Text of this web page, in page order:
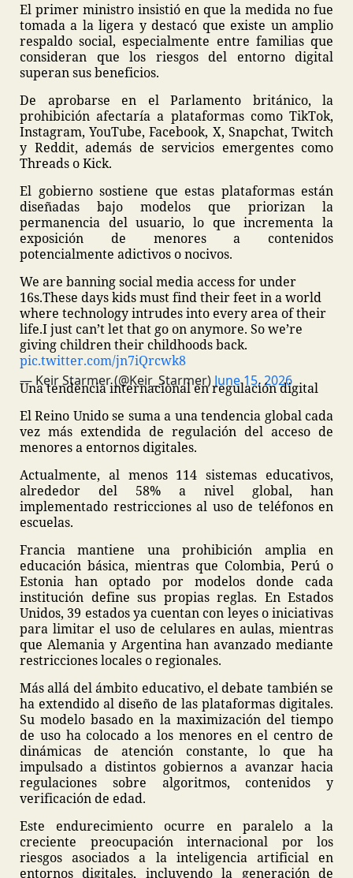
El primer ministro insistió en que la medida no fue
tomada a la ligera y destacó que existe un amplio
respaldo social, especialmente entre familias que
consideran que los riesgos del entorno digital
superan sus beneficios.
De aprobarse en el Parlamento británico, la
prohibición afectaría a plataformas como TikTok,
Instagram, YouTube, Facebook, X, Snapchat, Twitch
y Reddit, además de servicios emergentes como
Threads o Kick.
El gobierno sostiene que estas plataformas están
diseñadas bajo modelos que priorizan la
permanencia del usuario, lo que incrementa la
exposición de menores a contenidos
potencialmente adictivos o nocivos.
We are banning social media access for under
16s.These days kids must find their feet in a world
where technology intrudes into every area of their
life.I just can’t let that go on anymore. So we’re
giving children their childhoods back.
pic.twitter.com/jn7iQrcwk8
— Keir Starmer (@Keir_Starmer) June 15, 2026
Una tendencia internacional en regulación digital
El Reino Unido se suma a una tendencia global cada
vez más extendida de regulación del acceso de
menores a entornos digitales.
Actualmente, al menos 114 sistemas educativos,
alrededor del 58% a nivel global, han
implementado restricciones al uso de teléfonos en
escuelas.
Francia mantiene una prohibición amplia en
educación básica, mientras que Colombia, Perú o
Estonia han optado por modelos donde cada
institución define sus propias reglas. En Estados
Unidos, 39 estados ya cuentan con leyes o iniciativas
para limitar el uso de celulares en aulas, mientras
que Alemania y Argentina han avanzado mediante
restricciones locales o regionales.
Más allá del ámbito educativo, el debate también se
ha extendido al diseño de las plataformas digitales.
Su modelo basado en la maximización del tiempo
de uso ha colocado a los menores en el centro de
dinámicas de atención constante, lo que ha
impulsado a distintos gobiernos a avanzar hacia
regulaciones sobre algoritmos, contenidos y
verificación de edad.
Este endurecimiento ocurre en paralelo a la
creciente preocupación internacional por los
riesgos asociados a la inteligencia artificial en
entornos digitales, incluyendo la generación de